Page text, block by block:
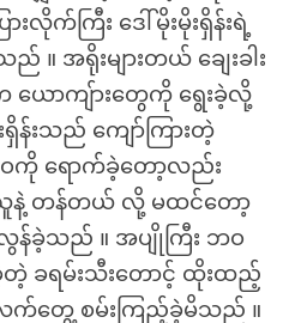
းလိုက်ကြီး ဒေါ်မိုးမိုးရှိန်းရဲ့
အရိုးများတယ် ချေးခါး
ောကျ်ားတွေကို ရွေးခဲ့လို့
ရှိန်းသည် ကျော်ကြားတဲ့
ကို ရောက်ခဲ့တော့လည်း
သူနဲ့ တန်တယ် လို့ မထင်တော့
န်ခဲ့သည် ။ အပျိုကြီး ဘဝ
တဲ့ ခရမ်းသီးတောင့် ထိုးထည့်
လက်တွေ့ စမ်းကြည့်ခဲ့မိသည် ။